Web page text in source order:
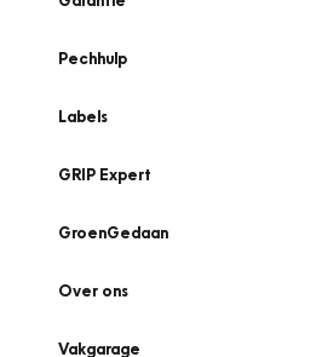
Pechhulp
Labels
GRIP Expert
GroenGedaan
Over ons
Vakgarage